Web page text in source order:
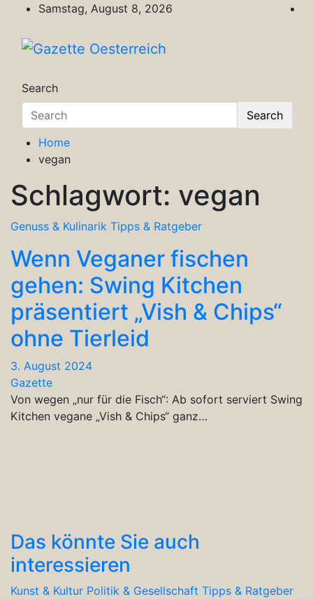
content
Samstag, August 8, 2026
Search
Search
Home
vegan
Schlagwort: vegan
Genuss & Kulinarik Tipps & Ratgeber
Wenn Veganer fischen
gehen: Swing Kitchen
präsentiert „Vish & Chips“
ohne Tierleid
3. August 2024
Gazette
Von wegen „nur für die Fisch“: Ab sofort serviert Swing
Kitchen vegane „Vish & Chips“ ganz…
Das könnte Sie auch
interessieren
Kunst & Kultur Politik & Gesellschaft Tipps & Ratgeber